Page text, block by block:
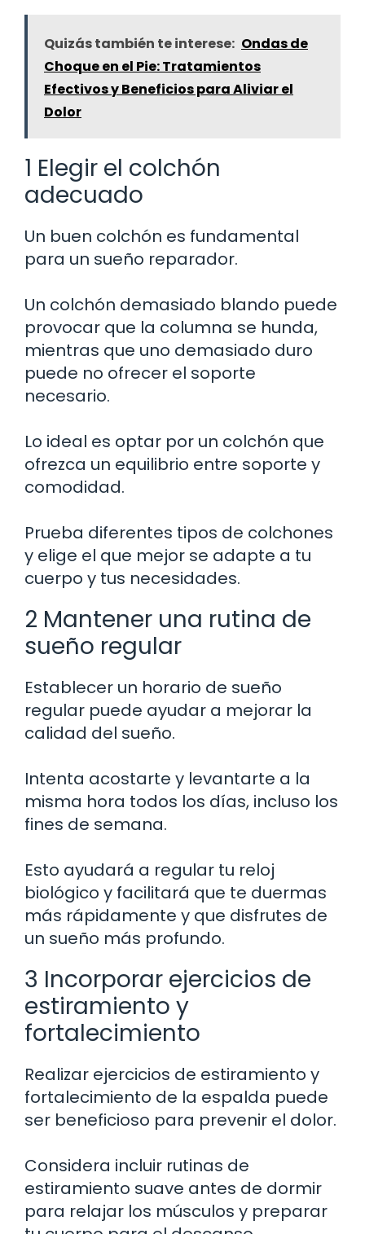
Quizás también te interese: Ondas de
Choque en el Pie: Tratamientos
Efectivos y Beneficios para Aliviar el
Dolor
1 Elegir el colchón
adecuado
Un buen colchón es fundamental
para un sueño reparador.
Un colchón demasiado blando puede
provocar que la columna se hunda,
mientras que uno demasiado duro
puede no ofrecer el soporte
necesario.
Lo ideal es optar por un colchón que
ofrezca un equilibrio entre soporte y
comodidad.
Prueba diferentes tipos de colchones
y elige el que mejor se adapte a tu
cuerpo y tus necesidades.
2 Mantener una rutina de
sueño regular
Establecer un horario de sueño
regular puede ayudar a mejorar la
calidad del sueño.
Intenta acostarte y levantarte a la
misma hora todos los días, incluso los
fines de semana.
Esto ayudará a regular tu reloj
biológico y facilitará que te duermas
más rápidamente y que disfrutes de
un sueño más profundo.
3 Incorporar ejercicios de
estiramiento y
fortalecimiento
Realizar ejercicios de estiramiento y
fortalecimiento de la espalda puede
ser beneficioso para prevenir el dolor.
Considera incluir rutinas de
estiramiento suave antes de dormir
para relajar los músculos y preparar